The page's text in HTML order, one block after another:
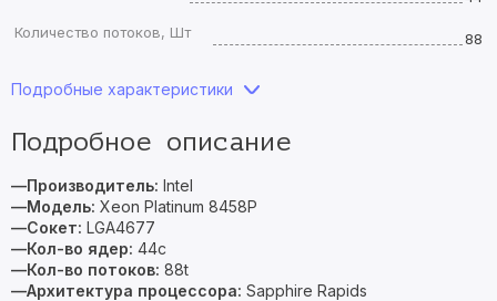
Количество потоков, Шт
88
Подробные характеристики
Подробное описание
—Производитель: Intel
—Модель: Xeon Platinum 8458P
—Сокет: LGA4677
—Кол-во ядер: 44c
—Кол-во потоков: 88t
—Архитектура процессора: Sapphire Rapids